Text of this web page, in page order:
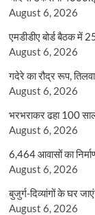
August 6, 2026
एमडीडीए बोर्ड बैठक में
August 6, 2026
गदेरे का रौद्र रूप,
August 6, 2026
भरभराकर ढहा 100 साल
August 6, 2026
6,464 आवासों का
August 6, 2026
बुजुर्ग-दिव्यांगों के घर
August 6, 2026